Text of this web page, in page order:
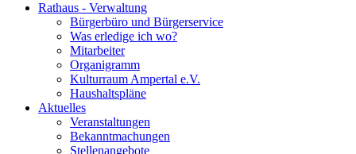
Rathaus - Verwaltung
Bürgerbüro und Bürgerservice
Was erledige ich wo?
Mitarbeiter
Organigramm
Kulturraum Ampertal e.V.
Haushaltspläne
Aktuelles
Veranstaltungen
Bekanntmachungen
Stellenangebote